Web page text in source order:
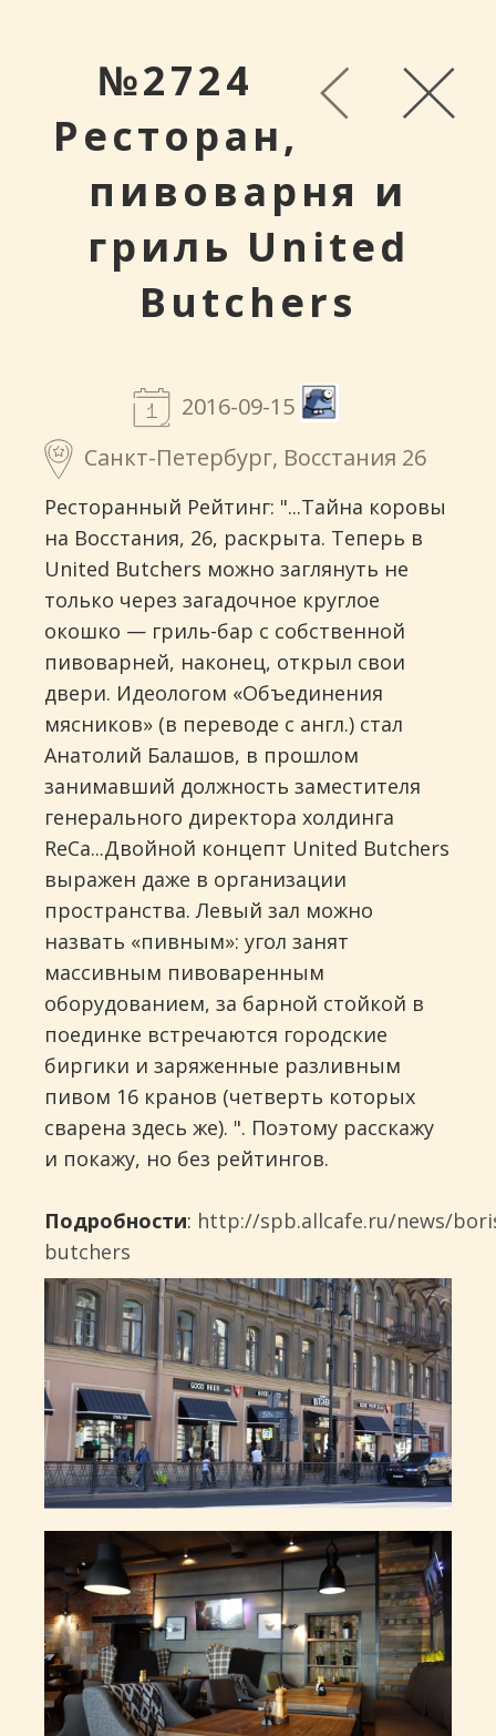
№2724
Ресторан,
пивоварня и
гриль United
Butchers
2016-09-15
Санкт-Петербург, Восстания 26
Ресторанный Рейтинг: "...Тайна коровы
на Восстания, 26, раскрыта. Теперь в
United Butchers можно заглянуть не
только через загадочное круглое
окошко — гриль-бар с собственной
пивоварней, наконец, открыл свои
двери. Идеологом «Объединения
мясников» (в переводе с англ.) стал
Анатолий Балашов, в прошлом
занимавший должность заместителя
генерального директора холдинга
ReCa...Двойной концепт United Butchers
выражен даже в организации
пространства. Левый зал можно
назвать «пивным»: угол занят
массивным пивоваренным
оборудованием, за барной стойкой в
поединке встречаются городские
биргики и заряженные разливным
пивом 16 кранов (четверть которых
сварена здесь же). ". Поэтому расскажу
и покажу, но без рейтингов.
Подробности: http://spb.allcafe.ru/news/
butchers